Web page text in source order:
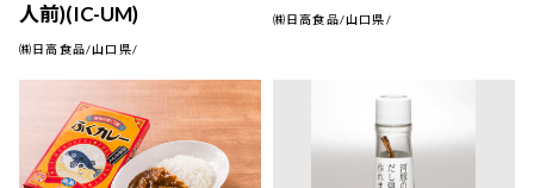
人前)(IC-UM)
㈱日高食品/山口県/
㈱日高食品/山口県/